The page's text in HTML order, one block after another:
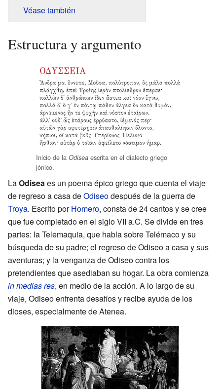
Véase también
Estructura y argumento
Inicio de la Odisea escrita en el dialecto griego
jónico.
LaOdiseaes un poema épico griego que cuenta el viaje
de regreso a casa deOdiseodespués de la guerra de
Troya. Escrito porHomero, consta de 24 cantos y se cree
que fue completado en el siglo VII a.C. Se divide en tres
partes: la Telemaquia, que habla sobre Telémaco y su
búsqueda de su padre; el regreso de Odiseo a casa y sus
aventuras; y la venganza de Odiseo contra los
pretendientes que asediaban su hogar. La obra comienza
in medias res, en medio de la acción. A lo largo de su
viaje, Odiseo enfrenta desafíos y recibe ayuda de los
dioses, especialmente de Atenea.